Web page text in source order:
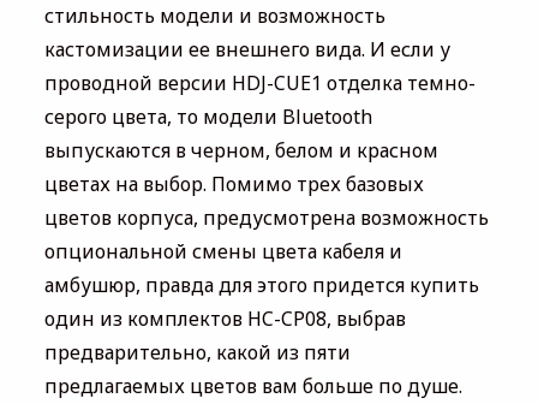
стильность модели и возможность
кастомизации ее внешнего вида. И если у
проводной версии HDJ-CUE1 отделка темно-
серого цвета, то модели Bluetooth
выпускаются в черном, белом и красном
цветах на выбор. Помимо трех базовых
цветов корпуса, предусмотрена возможность
опциональной смены цвета кабеля и
амбушюр, правда для этого придется купить
один из комплектов HC-CP08, выбрав
предварительно, какой из пяти
предлагаемых цветов вам больше по душе.